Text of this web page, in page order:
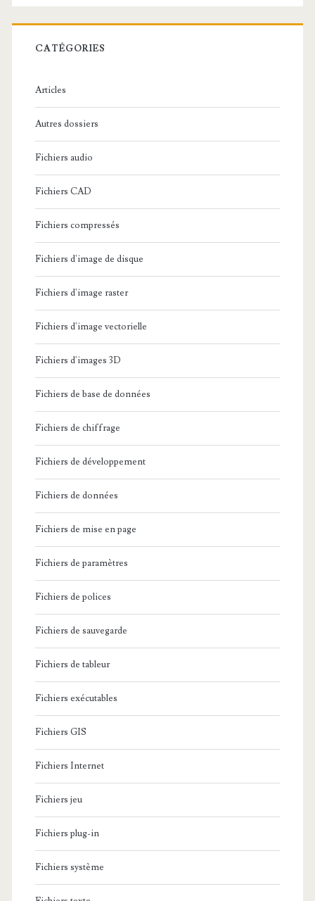
r
c
:
CATÉGORIES
Articles
Autres dossiers
Fichiers audio
Fichiers CAD
Fichiers compressés
Fichiers d'image de disque
Fichiers d'image raster
Fichiers d'image vectorielle
Fichiers d'images 3D
Fichiers de base de données
Fichiers de chiffrage
Fichiers de développement
Fichiers de données
Fichiers de mise en page
Fichiers de paramètres
Fichiers de polices
Fichiers de sauvegarde
Fichiers de tableur
Fichiers exécutables
Fichiers GIS
Fichiers Internet
Fichiers jeu
Fichiers plug-in
Fichiers système